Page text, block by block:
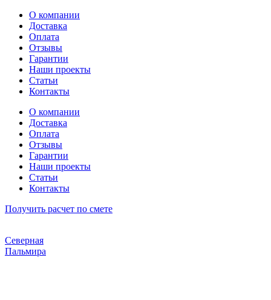
Перейти
содержимому
О компании
Доставка
Оплата
Отзывы
Гарантии
Наши проекты
Статьи
Контакты
О компании
Доставка
Оплата
Отзывы
Гарантии
Наши проекты
Статьи
Контакты
Получить расчет по смете
Северная
Пальмира